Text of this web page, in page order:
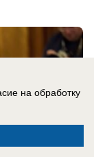
на обработку